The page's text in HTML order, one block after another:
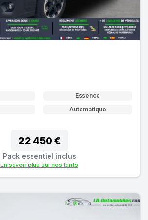
Essence
Automatique
22 450 €
Pack essentiel inclus
En savoir plus sur nos tarifs